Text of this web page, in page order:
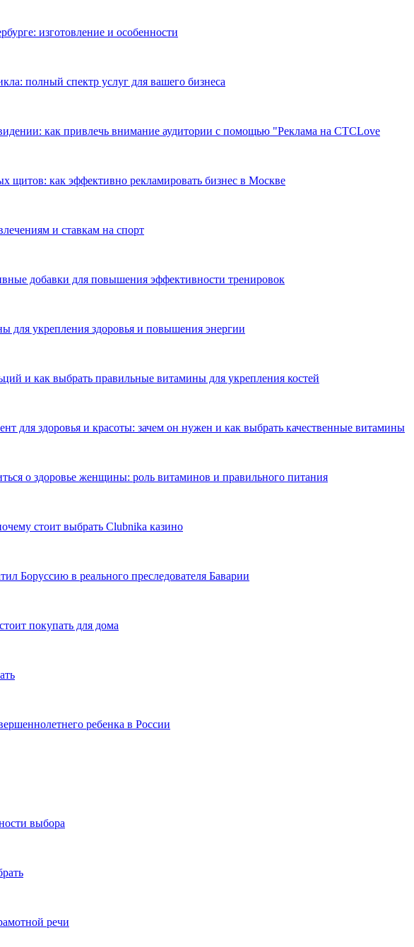
изготовление и особенности
полный спектр услуг для вашего бизнеса
как привлечь внимание аудитории с помощью "Реклама на СТСLove
щитов: как эффективно рекламировать бизнес в Москве
и ставкам на спорт
добавки для повышения эффективности тренировок
для укрепления здоровья и повышения энергии
и как выбрать правильные витамины для укрепления костей
для здоровья и красоты: зачем он нужен и как выбрать качественные витамины
о здоровье женщины: роль витаминов и правильного питания
стоит выбрать Clubnika казино
Боруссию в реального преследователя Баварии
покупать для дома
ребенка в России
выбора
речи